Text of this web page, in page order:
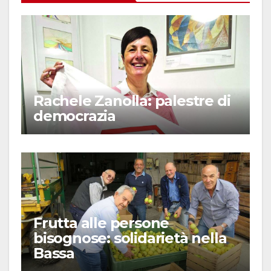
Rachele Zanolla: palestre di
democrazia
Frutta alle persone
bisognose: solidarietà nella
Bassa